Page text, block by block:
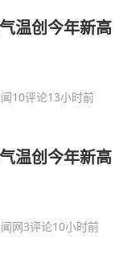
温创今年新
10评论13小时前
温创今年新高
网3评论10小时前